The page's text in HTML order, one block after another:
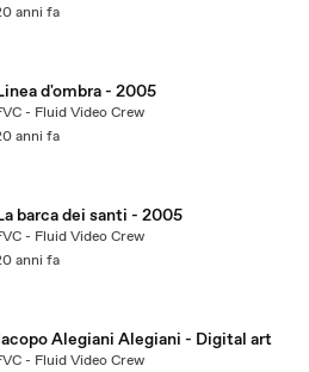
anni fa
d'ombra - 2005
- Fluid Video Crew
anni fa
barca dei santi - 2005
- Fluid Video Crew
anni fa
Alegiani Alegiani - Digital art
- Fluid Video Crew